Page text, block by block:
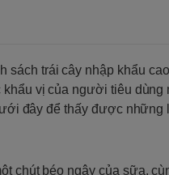
trái cây nhập khẩu
vị của người tiêu
đây để thấy được
chút béo ngậy của sữa,